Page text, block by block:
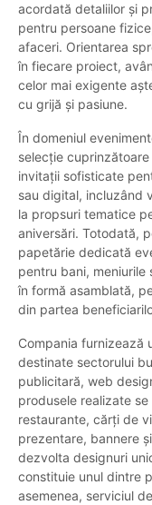
acordată detaliilor și
pentru persoane
afaceri. Orientarea
în fiecare proiect,
celor mai exigente
cu grijă și pasiune.
În domeniul
selecție
invitații sofisticate
sau digital, incluzând
la propsuri tematice
aniversări. Totodată,
papetărie dedicată
pentru bani, meniurile
în formă asamblată,
din partea
Compania furnizează
destinate sectorului
publicitară, web
produsele realizate
restaurante, cărți de
prezentare, bannere
dezvolta designuri
constituie unul dintre
asemenea, serviciul